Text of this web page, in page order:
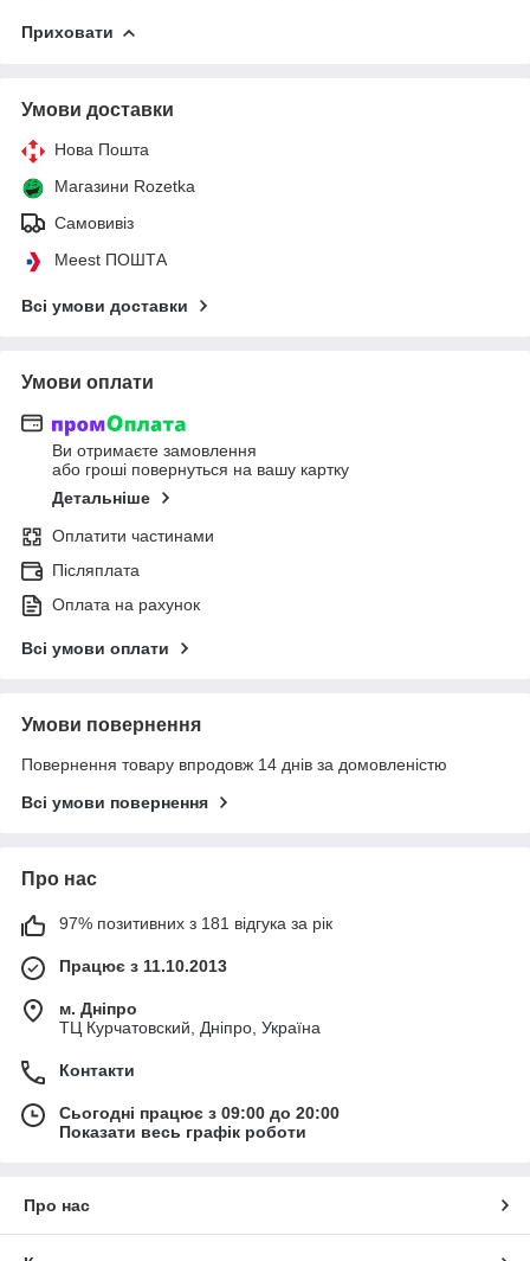
Приховати
Умови доставки
Нова Пошта
Магазини Rozetka
Самовивіз
Meest ПОШТА
Всі умови доставки
Умови оплати
Ви отримаєте замовлення
або гроші повернуться на вашу картку
Детальніше
Оплатити частинами
Післяплата
Оплата на рахунок
Всі умови оплати
Умови повернення
Повернення товару впродовж 14 днів за домовленістю
Всі умови повернення
Про нас
97% позитивних з 181 відгука за рік
Працює з 11.10.2013
м. Дніпро
ТЦ Курчатовский, Дніпро, Україна
Контакти
Сьогодні працює з 09:00 до 20:00
Показати весь графік роботи
Про нас